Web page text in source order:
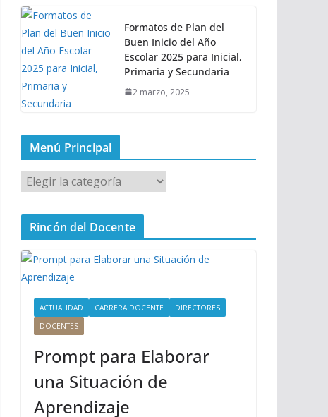
Formatos de Plan del
Buen Inicio del Año
Escolar 2025 para Inicial,
Primaria y Secundaria
2 marzo, 2025
Menú Principal
M
e
n
P
i
Rincón del Docente
ACTUALIDAD CARRERA DOCENTE
DIRECTORES
DOCENTES
Prompt para Elaborar
una Situación de
Aprendizaje